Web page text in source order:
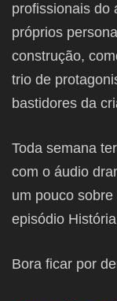
profissionais do
próprios
construção,
trio de
bastidores da
Toda semana
com o áudio
um pouco
episódio
Bora ficar por